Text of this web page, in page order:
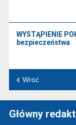
WYSTĄPIENIE
bezpieczeństwa
Wróć
Główny